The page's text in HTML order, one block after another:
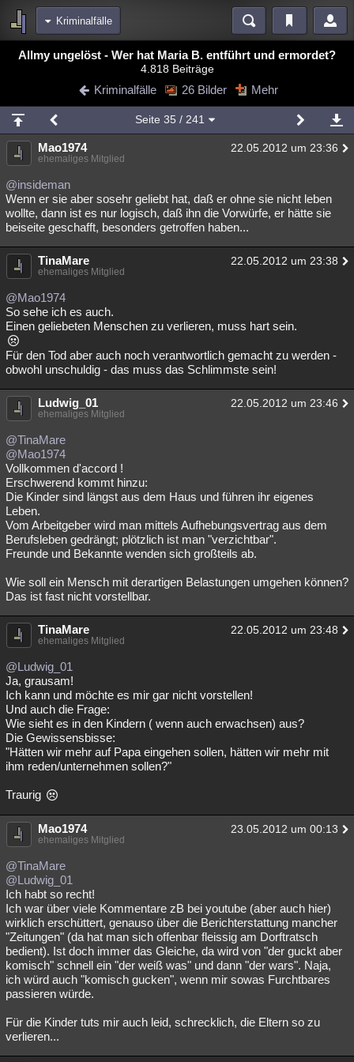
Kriminalfälle
Bereiche
Blogs Videos
Chat Wiki Neuigkeiten
meine Rubriken
Menschen Wissenschaft Mystery Kriminalfälle
Spiritualität
Natur Umfragen Unterhaltung
weitere Rubriken
Philosophie Literatur
Astronomie
Musik Clash Verbesserungen Allmystery English
Übersichten
Besucht Teilgenommen Alle Neue Geschlossen
Lesenswert Schlüsselwörter
Allmy ungelöst - Wer hat Maria B. entführt und ermordet?
4.818 Beiträge
Kriminalfälle 26 Bilder Mehr
Seite 35 / 241
Mao1974 22.05.2012 um 23:36
ehemaliges Mitglied
@insideman
Wenn er sie aber sosehr geliebt hat, daß er ohne sie nicht leben
wollte, dann ist es nur logisch, daß ihn die Vorwürfe, er hätte sie
beiseite geschafft, besonders getroffen haben...
TinaMare 22.05.2012 um 23:38
ehemaliges Mitglied
@Mao1974
So sehe ich es auch.
Einen geliebeten Menschen zu verlieren, muss hart sein.
Für den Tod aber auch noch verantwortlich gemacht zu werden -
obwohl unschuldig - das muss das Schlimmste sein!
Ludwig_01 22.05.2012 um 23:46
ehemaliges Mitglied
@TinaMare
@Mao1974
Vollkommen d'accord !
Erschwerend kommt hinzu:
Die Kinder sind längst aus dem Haus und führen ihr eigenes
Leben.
Vom Arbeitgeber wird man mittels Aufhebungsvertrag aus dem
Berufsleben gedrängt; plötzlich ist man "verzichtbar".
Freunde und Bekannte wenden sich großteils ab.
Wie soll ein Mensch mit derartigen Belastungen umgehen können?
Das ist fast nicht vorstellbar.
TinaMare 22.05.2012 um 23:48
ehemaliges Mitglied
@Ludwig_01
Ja, grausam!
Ich kann und möchte es mir gar nicht vorstellen!
Und auch die Frage:
Wie sieht es in den Kindern ( wenn auch erwachsen) aus?
Die Gewissensbisse:
"Hätten wir mehr auf Papa eingehen sollen, hätten wir mehr mit
ihm reden/unternehmen sollen?"
Traurig
Mao1974 23.05.2012 um 00:13
ehemaliges Mitglied
@TinaMare
@Ludwig_01
Ich habt so recht!
Ich war über viele Kommentare zB bei youtube (aber auch hier)
wirklich erschüttert, genauso über die Berichterstattung mancher
"Zeitungen" (da hat man sich offenbar fleissig am Dorftratsch
bedient). Ist doch immer das Gleiche, da wird von "der guckt aber
komisch" schnell ein "der weiß was" und dann "der wars". Naja,
ich würd auch "komisch gucken", wenn mir sowas Furchtbares
passieren würde.
Für die Kinder tuts mir auch leid, schrecklich, die Eltern so zu
verlieren...